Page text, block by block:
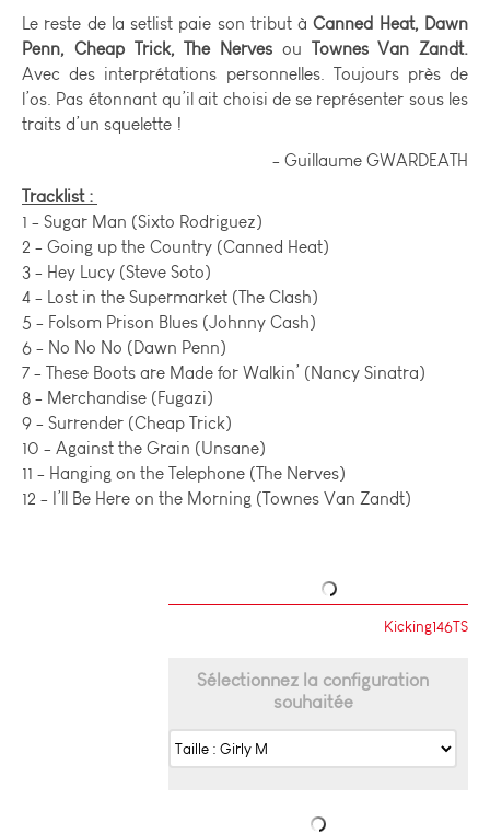
Le reste de la setlist paie son tribut àCanned Heat, Dawn
Penn, Cheap Trick, The Nerves ou Townes Van Zandt.
Avec des interprétations personnelles. Toujours près de
l’os. Pas étonnant qu’il ait choisi de se représenter sous les
traits d’un squelette !
- Guillaume GWARDEATH
Tracklist :
1 - Sugar Man (Sixto Rodriguez)
2 - Going up the Country (Canned Heat)
3 - Hey Lucy (Steve Soto)
4 - Lost in the Supermarket (The Clash)
5 - Folsom Prison Blues (Johnny Cash)
6 - No No No (Dawn Penn)
7 - These Boots are Made for Walkin’ (Nancy Sinatra)
8 - Merchandise (Fugazi)
9 - Surrender (Cheap Trick)
10 - Against the Grain (Unsane)
11 - Hanging on the Telephone (The Nerves)
12 - I’ll Be Here on the Morning (Townes Van Zandt)
Kicking146TS
Sélectionnez la configuration
souhaitée